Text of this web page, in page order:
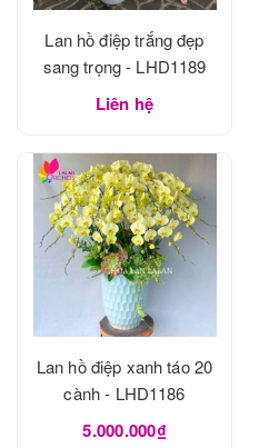
Lan hồ điệp trắng đẹp
sang trọng - LHD1189
Liên hệ
Lan hồ điệp xanh táo 20
cành - LHD1186
5.000.000₫